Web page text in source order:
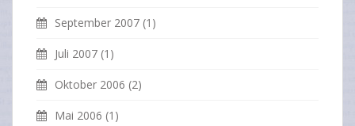
September 2007 (1)
Juli 2007 (1)
Oktober 2006 (2)
Mai 2006 (1)